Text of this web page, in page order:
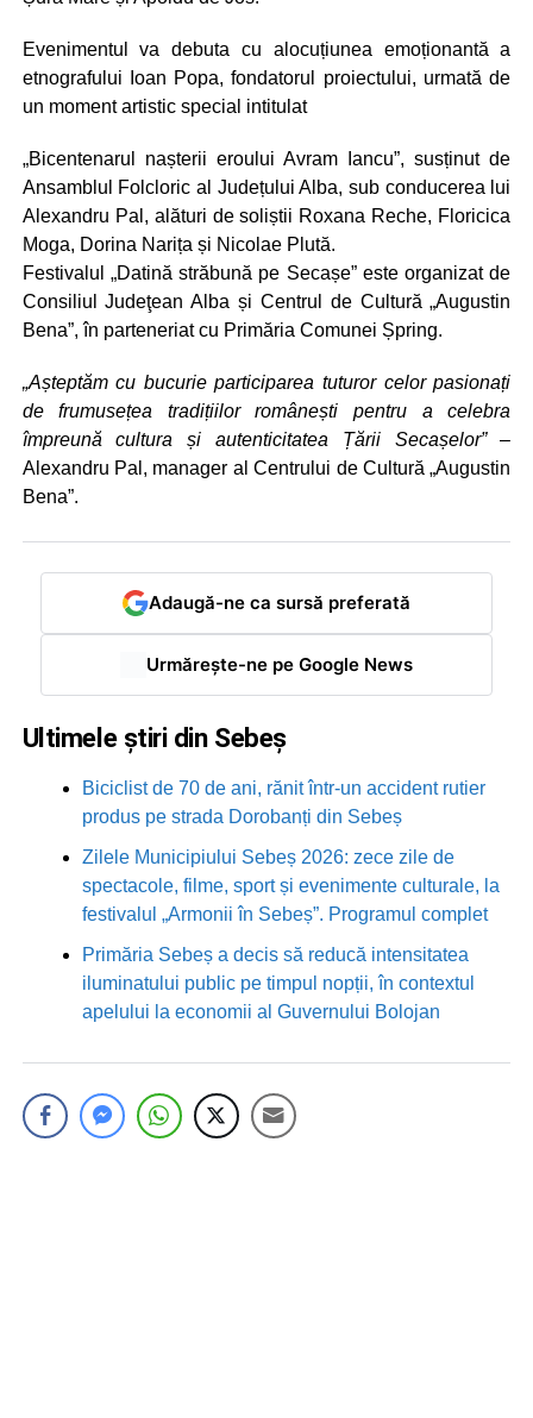
Evenimentul va debuta cu alocuțiunea emoționantă a
etnografului Ioan Popa, fondatorul proiectului, urmată de
un moment artistic special intitulat
„Bicentenarul nașterii eroului Avram Iancu”, susținut de
Ansamblul Folcloric al Județului Alba, sub conducerea lui
Alexandru Pal, alături de soliștii Roxana Reche, Floricica
Moga, Dorina Narița și Nicolae Plută.
Festivalul „Datină străbună pe Secașe” este organizat de
Consiliul Judeţean Alba și Centrul de Cultură „Augustin
Bena”, în parteneriat cu Primăria Comunei Șpring.
„Așteptăm cu bucurie participarea tuturor celor pasionați
de frumusețea tradițiilor românești pentru a celebra
împreună cultura și autenticitatea Țării Secașelor”–
Alexandru Pal, manager al Centrului de Cultură „Augustin
Bena”.
Adaugă-ne ca sursă preferată
Urmărește-ne pe Google News
Ultimele știri din Sebeș
Biciclist de 70 de ani, rănit într-un accident rutier
produs pe strada Dorobanți din Sebeș
Zilele Municipiului Sebeș 2026: zece zile de
spectacole, filme, sport și evenimente culturale, la
festivalul „Armonii în Sebeș”. Programul complet
Primăria Sebeș a decis să reducă intensitatea
iluminatului public pe timpul nopții, în contextul
apelului la economii al Guvernului Bolojan